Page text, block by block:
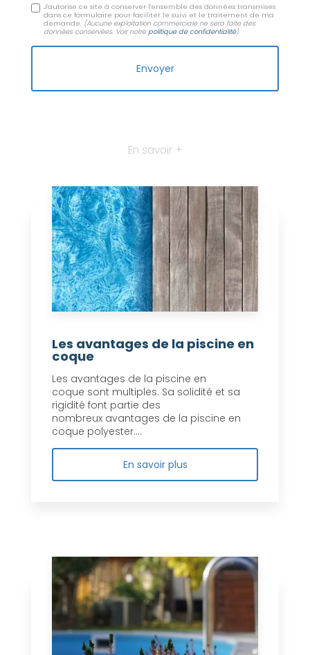
J'autorise ce site à conserver l'ensemble des données transmises
dans ce formulaire pour faciliter le suivi et le traitement de ma
demande. (Aucune exploitation commerciale ne sera faite des
données conservées. Voir notrepolitique de confidentialité)
En savoir +
Les avantages de la piscine en
coque
Les avantages de la piscine en
coque sont multiples. Sa solidité et sa
rigidité font partie des
nombreux avantages de la piscine en
coque polyester....
En savoir plus